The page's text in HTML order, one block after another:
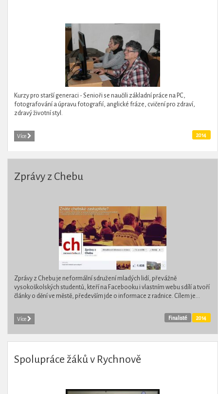
Kurzy pro starší generaci - Senioři se naučili základní práce na PC,
fotografování a úpravu fotografií, anglické fráze, cvičení pro zdraví,
zdravý životní styl.
Více 2014
Zprávy z Chebu
Zprávy z Chebu je neformální sdružení mladých lidí, převážně
vysokoškolských studentů, kteří na Facebooku i vlastním webu sdílí a tvoří
články o dění ve městě, především jde o informace z radnice. Cílem je...
Více 2014
Finalisté
Spolupráce žáků v Rychnově